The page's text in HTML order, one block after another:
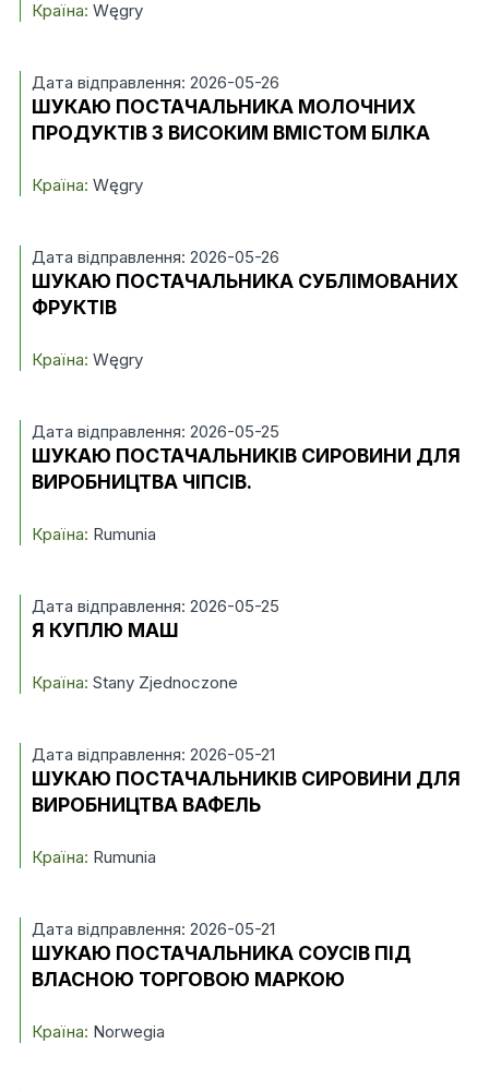
Країна: Węgry
Дата відправлення: 2026-05-26
ШУКАЮ ПОСТАЧАЛЬНИКА МОЛОЧНИХ
ПРОДУКТІВ З ВИСОКИМ ВМІСТОМ БІЛКА
Країна: Węgry
Дата відправлення: 2026-05-26
ШУКАЮ ПОСТАЧАЛЬНИКА СУБЛІМОВАНИХ
ФРУКТІВ
Країна: Węgry
Дата відправлення: 2026-05-25
ШУКАЮ ПОСТАЧАЛЬНИКІВ СИРОВИНИ ДЛЯ
ВИРОБНИЦТВА ЧІПСІВ.
Країна: Rumunia
Дата відправлення: 2026-05-25
Я КУПЛЮ МАШ
Країна: Stany Zjednoczone
Дата відправлення: 2026-05-21
ШУКАЮ ПОСТАЧАЛЬНИКІВ СИРОВИНИ ДЛЯ
ВИРОБНИЦТВА ВАФЕЛЬ
Країна: Rumunia
Дата відправлення: 2026-05-21
ШУКАЮ ПОСТАЧАЛЬНИКА СОУСІВ ПІД
ВЛАСНОЮ ТОРГОВОЮ МАРКОЮ
Країна: Norwegia